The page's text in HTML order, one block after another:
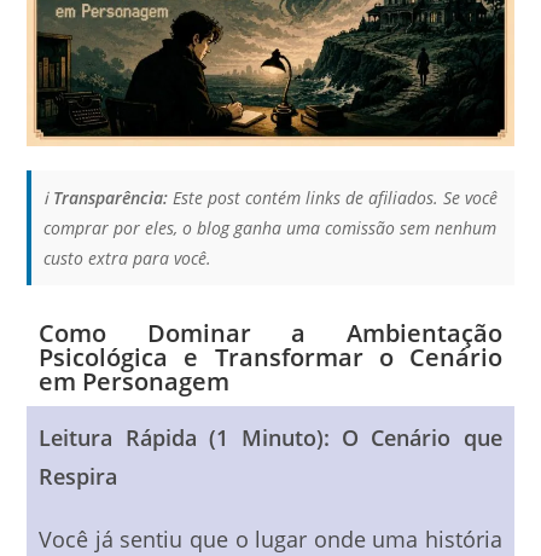
ℹ️ Transparência: Este post contém links de afiliados. Se você
comprar por eles, o blog ganha uma comissão sem nenhum
custo extra para você.
Como Dominar a Ambientação
Psicológica e Transformar o Cenário
em Personagem
Leitura Rápida (1 Minuto): O Cenário que
Respira
Você já sentiu que o lugar onde uma história